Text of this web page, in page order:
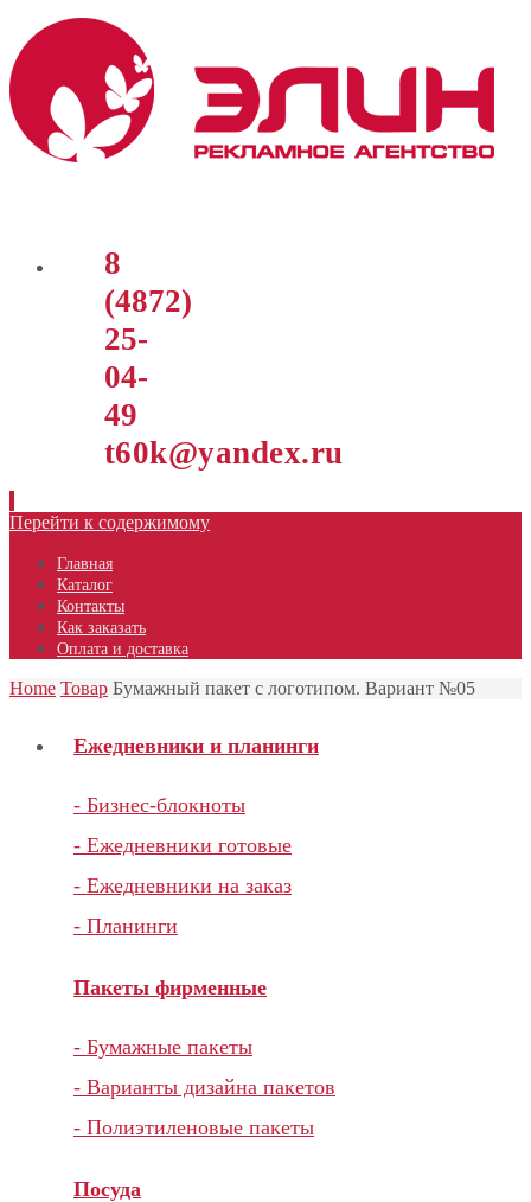
8
(4872)
25-
04-
49
t60k@yandex.ru
Перейти к содержимому
Главная
Каталог
Контакты
Как заказать
Оплата и доставка
Home Товар Бумажный пакет с логотипом. Вариант №05
Ежедневники и планинги
- Бизнес-блокноты
- Ежедневники готовые
- Ежедневники на заказ
- Планинги
Пакеты фирменные
- Бумажные пакеты
- Варианты дизайна пакетов
- Полиэтиленовые пакеты
Посуда